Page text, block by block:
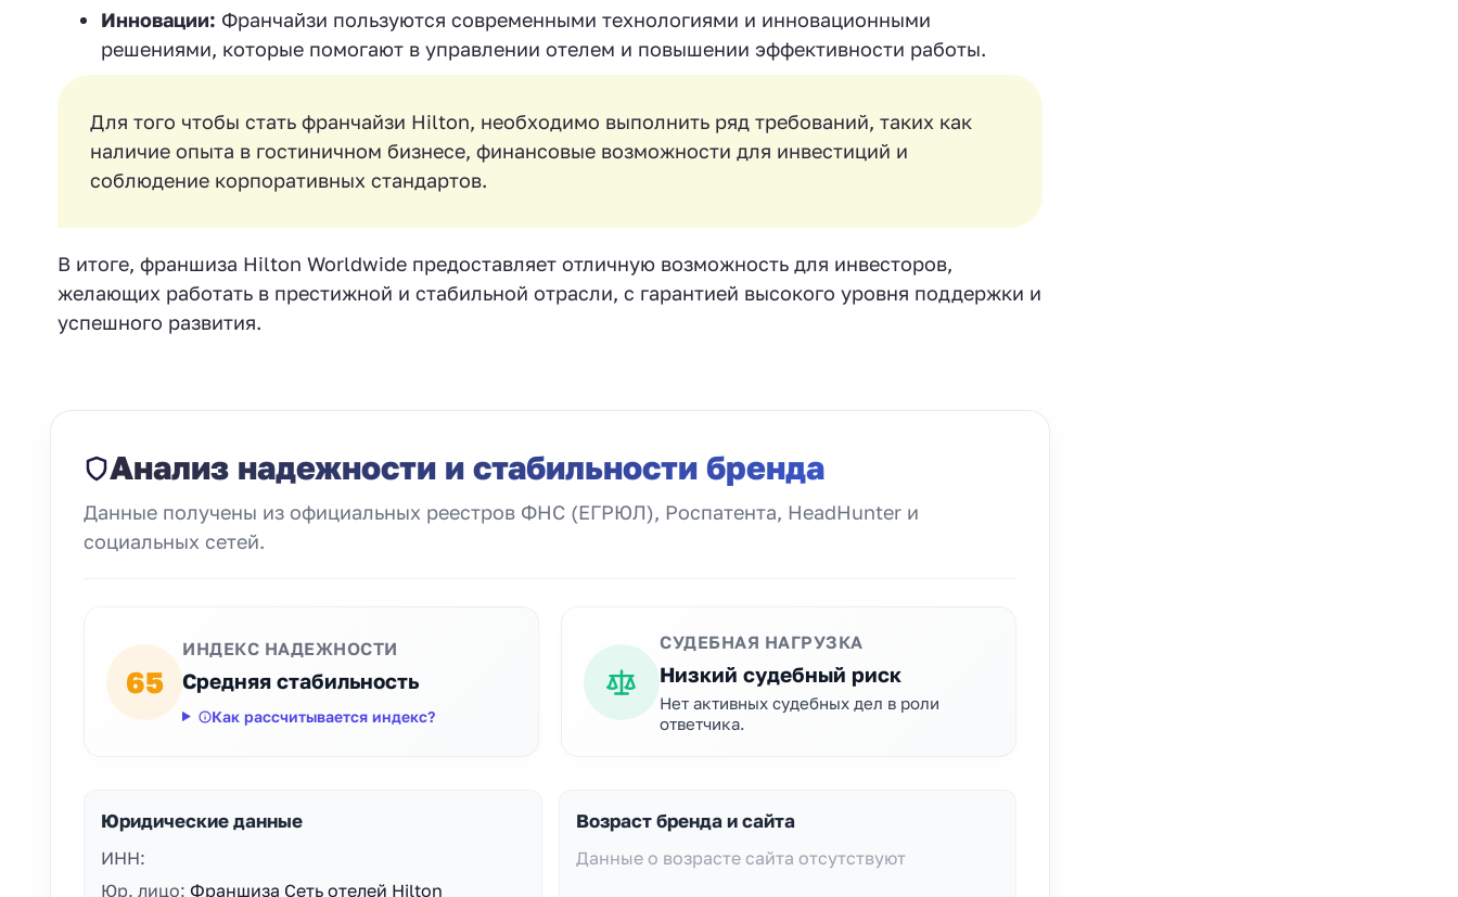
Инновации: Франчайзи пользуются современными технологиями и инновационными
решениями, которые помогают в управлении отелем и повышении эффективности работы.
Для того чтобы стать франчайзи Hilton, необходимо выполнить ряд требований, таких как
наличие опыта в гостиничном бизнесе, финансовые возможности для инвестиций и
соблюдение корпоративных стандартов.
В итоге, франшиза Hilton Worldwide предоставляет отличную возможность для инвесторов,
желающих работать в престижной и стабильной отрасли, с гарантией высокого уровня поддержки и
успешного развития.
Анализ надежности и стабильности бренда
Данные получены из официальных реестров ФНС (ЕГРЮЛ), Роспатента, HeadHunter и
социальных сетей.
65
ИНДЕКС НАДЕЖНОСТИ
Средняя стабильность
Как рассчитывается индекс?
СУДЕБНАЯ НАГРУЗКА
Низкий судебный риск
Нет активных судебных дел в роли
ответчика.
Юридические данные
ИНН:
Юр. лицо: Франшиза Сеть отелей Hilton
Возраст бренда и сайта
Данные о возрасте сайта отсутствуют